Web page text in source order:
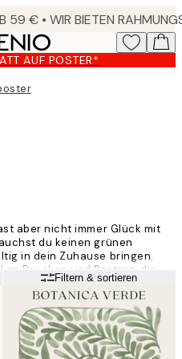
AUF POSTER*
aber nicht immer Glück mit
du keinen grünen
in dein Zuhause bringen.
Drucken und Postern, die
zu romantischen Blüten
Filtern & sortieren